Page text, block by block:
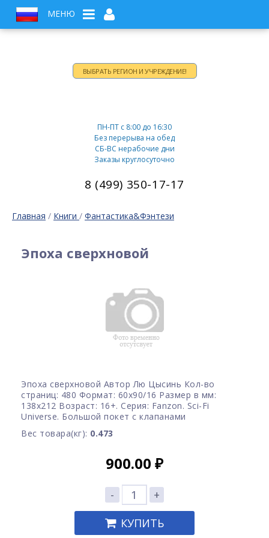
МЕНЮ
ВЫБРАТЬ РЕГИОН И УЧРЕЖДЕНИЕ!
ПН-ПТ c 8:00 до 16:30
Без перерыва на обед
СБ-ВС нерабочие дни
Заказы круглосуточно
8 (499) 350-17-17
Главная / Книги / Фантастика&Фэнтези
Эпоха сверхновой
Эпоха сверхновой Автор Лю Цысинь Кол-во
страниц: 480 Формат: 60x90/16 Размер в мм:
138х212 Возраст: 16+. Серия: Fanzon. Sci-Fi
Universe. Большой покет с клапанами
Вес товара(кг): 0.473
900.00 ₽
-
+
КУПИТЬ